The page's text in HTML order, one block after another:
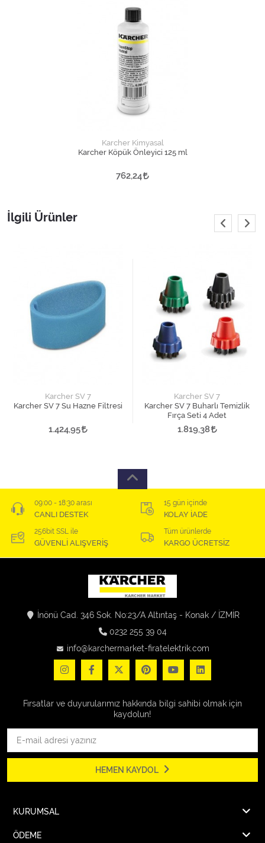
Karcher Kimyasal
Karcher Köpük Önleyici 125 ml
762,24
İlgili Ürünler
Karcher SV 7
Karcher SV 7 Su Hazne Filtresi
1.424,95
Karcher SV 7
Karcher SV 7 Buharlı Temizlik
Fırça Seti 4 Adet
1.819,38
09:00 - 18:30 arası
CANLI DESTEK
15 gün içinde
KOLAY İADE
256bit SSL ile
GÜVENLİ ALIŞVERİŞ
Tüm ürünlerde
KARGO ÜCRETSİZ
İnönü Cad. 346 Sok. No:23/A Altıntaş - Konak / İZMİR
0232 255 39 04
info@karchermarket-firatelektrik.com
Fırsatlar ve duyurularımız hakkında bilgi sahibi olmak için
kaydolun!
HEMEN KAYDOL
KURUMSAL
ÖDEME